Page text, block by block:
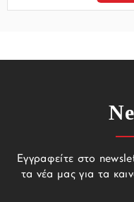
Εγγραφείτε στο
τα νέα μας για τα